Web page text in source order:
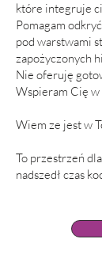
które integruje
Pomagam
pod warstwami
zapożyczonych
Nie oferuję
Wspieram Cię w
Wiem ze jest w
To przestrzeń
nadszedł czas